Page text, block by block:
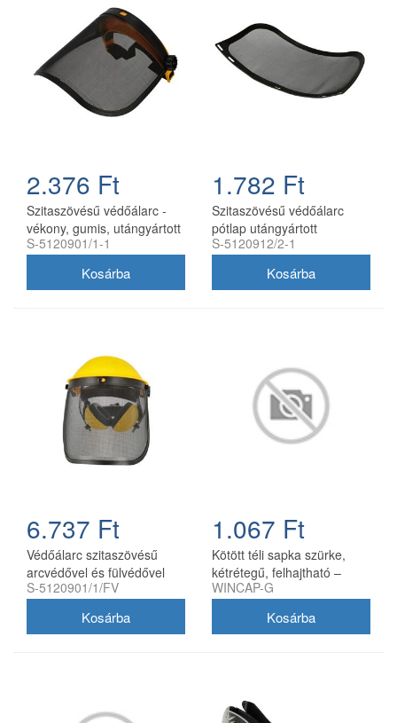
2.376 Ft
Szitaszövésű védőálarc -
vékony, gumis, utángyártott
S-5120901/1-1
1.782 Ft
Szitaszövésű védőálarc
pótlap utángyártott
S-5120912/2-1
6.737 Ft
Védőálarc szitaszövésű
arcvédővel és fülvédővel
S-5120901/1/FV
1.067 Ft
Kötött téli sapka szürke,
kétrétegű, felhajtható –
100% akril
WINCAP-G